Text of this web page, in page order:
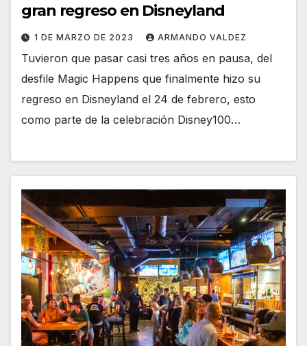
gran regreso en Disneyland
1 DE MARZO DE 2023 ARMANDO VALDEZ
Tuvieron que pasar casi tres años en pausa, del
desfile Magic Happens que finalmente hizo su
regreso en Disneyland el 24 de febrero, esto
como parte de la celebración Disney100…